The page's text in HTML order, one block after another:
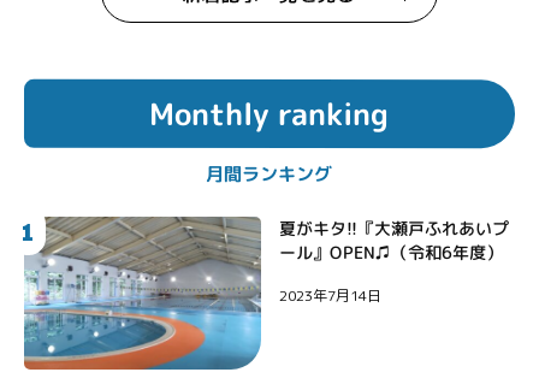
Monthly ranking
月間ランキング
1 夏がキタ!!『大瀬戸ふれあいプ
ール』OPEN♫（令和6年度）
2023年7月14日